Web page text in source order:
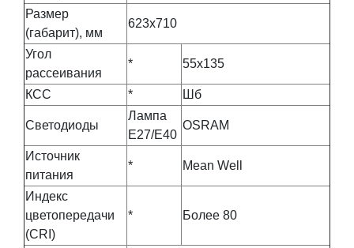
Размер
(габарит), мм
623х710
Угол
рассеивания
* 55х135
КСС * Шб
Светодиоды
Лампа
Е27/Е40
OSRAM
Источник
питания
* Mean Well
Индекс
цветопередачи
(CRI)
* Более 80